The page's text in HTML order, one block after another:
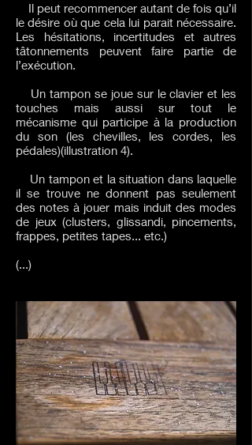
Il peut recommencer autant de fois qu’il
le désire où que cela lui parait nécessaire.
Les hésitations, incertitudes et autres
tâtonnements peuvent faire partie de
l’exécution.
Un tampon se joue sur le clavier et les
touches mais aussi sur tout le
mécanisme qui participe à la production
du son (les chevilles, les cordes, les
pédales)(illustration 4).
Un tampon et la situation dans laquelle
il se trouve ne donnent pas seulement
des notes à jouer mais induit des modes
de jeux (clusters, glissandi, pincements,
frappes, petites tapes... etc.)
(...)